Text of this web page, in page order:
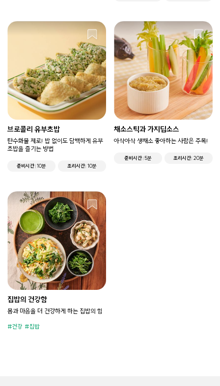
브로콜리 유부초밥
탄수화물 제로! 밥 없이도 담백하게 유부
초밥을 즐기는 방법
준비시간 10분 조리시간 10분
채소스틱과 가지딥소스
아삭아삭 생채소 좋아하는 사람은 주목!
준비시간 5분 조리시간 20분
집밥의 건강함
몸과 마음을 더 건강하게 하는 집밥의 힘
건강 집밥